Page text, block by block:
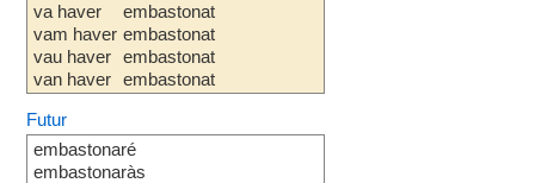
va haver
vam haver
vau haver
van haver
embastonat
embastonat
embastonat
embastonat
Futur
embastonaré
embastonaràs